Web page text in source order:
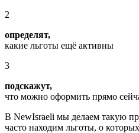
2
определят,
какие льготы ещё активны
3
подскажут,
что можно оформить прямо
В NewIsraeli мы делаем такую
часто находим льготы, о